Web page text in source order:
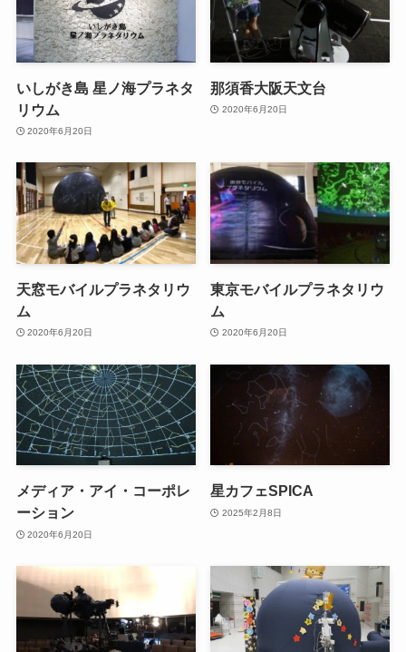
いしがき島 星ノ海プラネタ
リウム
2020年6月20日
那須香大阪天文台
2020年6月20日
天窓モバイルプラネタリウ
ム
2020年6月20日
東京モバイルプラネタリウ
ム
2020年6月20日
メディア・アイ・コーポレ
ーション
2020年6月20日
星カフェSPICA
2025年2月8日